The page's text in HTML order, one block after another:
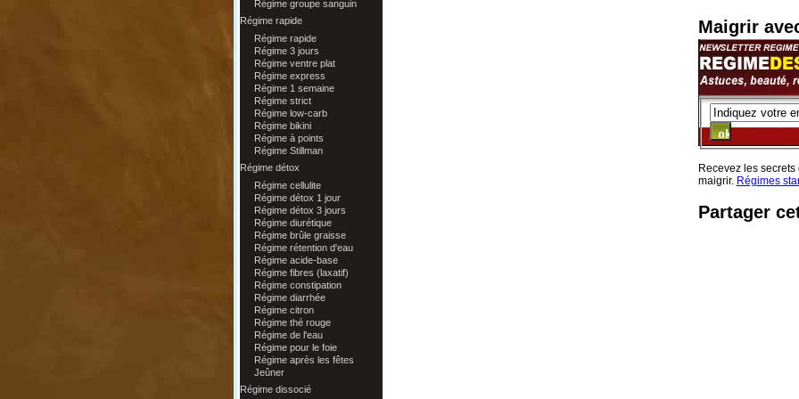
Régime groupe sanguin
Régime rapide
Régime rapide
Régime 3 jours
Régime ventre plat
Régime express
Régime 1 semaine
Régime strict
Régime low-carb
Régime bikini
Régime à points
Régime Stillman
Régime détox
Régime cellulite
Régime détox 1 jour
Régime détox 3 jours
Régime diurétique
Régime brûle graisse
Régime rétention d'eau
Régime acide-base
Régime fibres (laxatif)
Régime constipation
Régime diarrhée
Régime citron
Régime thé rouge
Régime de l'eau
Régime pour le foie
Régime après les fêtes
Jeûner
Régime dissocié
Maigrir
Recevez les
maigrir. Régimes
Partager